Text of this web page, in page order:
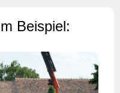
Beispiel: